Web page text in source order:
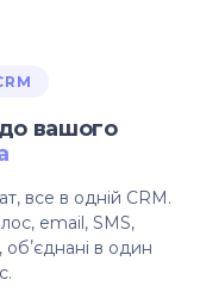
вашого
все в одній CRM.
email, SMS,
обʼєднані в один